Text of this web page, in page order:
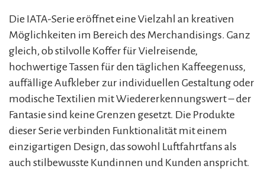
Die IATA-Serie eröffnet eine Vielzahl an kreativen
Möglichkeiten im Bereich des Merchandisings. Ganz
gleich, ob stilvolle Koffer für Vielreisende,
hochwertige Tassen für den täglichen Kaffeegenuss,
auffällige Aufkleber zur individuellen Gestaltung oder
modische Textilien mit Wiedererkennungswert – der
Fantasie sind keine Grenzen gesetzt. Die Produkte
dieser Serie verbinden Funktionalität mit einem
einzigartigen Design, das sowohl Luftfahrtfans als
auch stilbewusste Kundinnen und Kunden anspricht.